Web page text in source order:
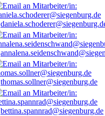
thomas.sollner@siegenburg.de
bettina.spannrad@siegenburg.de